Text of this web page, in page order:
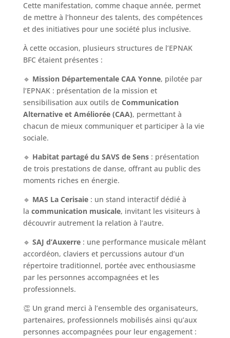
Cette manifestation, comme chaque année, permet
de mettre à l’honneur des talents, des compétences
et des initiatives pour une société plus inclusive.
À cette occasion, plusieurs structures de l’EPNAK
BFC étaient présentes :
🔹 Mission Départementale CAA Yonne, pilotée par
l’EPNAK : présentation de la mission et
sensibilisation aux outils de Communication
Alternative et Améliorée (CAA), permettant à
chacun de mieux communiquer et participer à la vie
sociale.
🔹 Habitat partagé du SAVS de Sens: présentation
de trois prestations de danse, offrant au public des
moments riches en énergie.
🔹 MAS La Cerisaie: un stand interactif dédié à
la communication musicale, invitant les visiteurs à
découvrir autrement la relation à l’autre.
🔹 SAJ d’Auxerre: une performance musicale mêlant
accordéon, claviers et percussions autour d’un
répertoire traditionnel, portée avec enthousiasme
par les personnes accompagnées et les
professionnels.
👏 Un grand merci à l’ensemble des organisateurs,
partenaires, professionnels mobilisés ainsi qu’aux
personnes accompagnées pour leur engagement :